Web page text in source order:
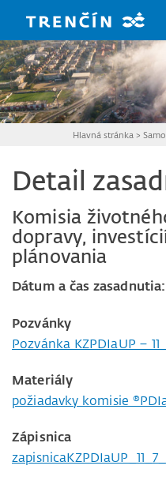
Hlavná stránka >
Detail
Komisia
dopravy,
plánovania
Dátum a čas zasadnutia:
Pozvánky
Pozvánka KZPDIaUP –
Materiály
požiadavky komisie
Zápisnica